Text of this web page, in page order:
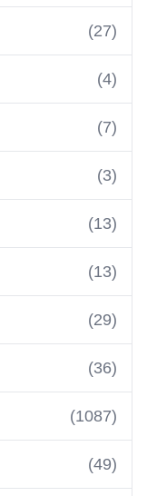
(27)
(4)
(7)
(3)
(13)
(13)
(29)
(36)
(1087)
(49)